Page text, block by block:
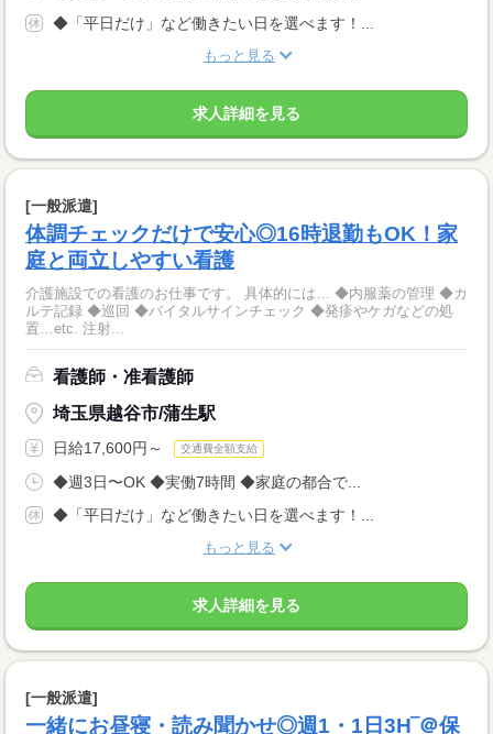
◆「平日だけ」など働きたい日を選べます！...
もっと見る
求人詳細を見る
[一般派遣]
体調チェックだけで安心◎16時退勤もOK！家
庭と両立しやすい看護
介護施設での看護のお仕事です。 具体的には… ◆内服薬の管理 ◆カ
ルテ記録 ◆巡回 ◆バイタルサインチェック ◆発疹やケガなどの処
置…etc. 注射...
看護師・准看護師
埼玉県越谷市/蒲生駅
日給17,600円～ 交通費全額支給
◆週3日〜OK ◆実働7時間 ◆家庭の都合で...
◆「平日だけ」など働きたい日を選べます！...
もっと見る
求人詳細を見る
[一般派遣]
一緒にお昼寝・読み聞かせ◎週1・1日3H‾＠保